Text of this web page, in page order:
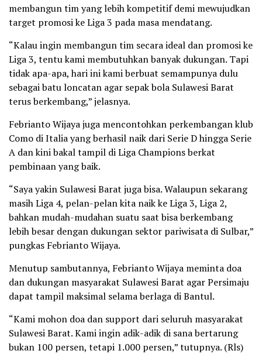
membangun tim yang lebih kompetitif demi mewujudkan
target promosi ke Liga 3 pada masa mendatang.
“Kalau ingin membangun tim secara ideal dan promosi ke
Liga 3, tentu kami membutuhkan banyak dukungan. Tapi
tidak apa-apa, hari ini kami berbuat semampunya dulu
sebagai batu loncatan agar sepak bola Sulawesi Barat
terus berkembang,” jelasnya.
Febrianto Wijaya juga mencontohkan perkembangan klub
Como di Italia yang berhasil naik dari Serie D hingga Serie
A dan kini bakal tampil di Liga Champions berkat
pembinaan yang baik.
“Saya yakin Sulawesi Barat juga bisa. Walaupun sekarang
masih Liga 4, pelan-pelan kita naik ke Liga 3, Liga 2,
bahkan mudah-mudahan suatu saat bisa berkembang
lebih besar dengan dukungan sektor pariwisata di Sulbar,”
pungkas Febrianto Wijaya.
Menutup sambutannya, Febrianto Wijaya meminta doa
dan dukungan masyarakat Sulawesi Barat agar Persimaju
dapat tampil maksimal selama berlaga di Bantul.
“Kami mohon doa dan support dari seluruh masyarakat
Sulawesi Barat. Kami ingin adik-adik di sana bertarung
bukan 100 persen, tetapi 1.000 persen,” tutupnya. (Rls)